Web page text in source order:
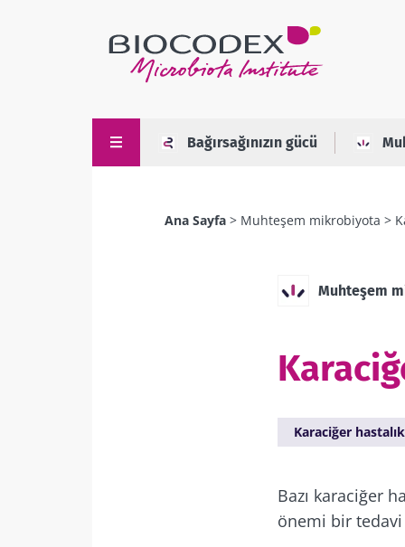
Bağırsağınızın gücü
Ana Sayfa Muhteşem mikrobiyota
Muhteşem
Karaciğer
Bazı karaciğer
önemi bir